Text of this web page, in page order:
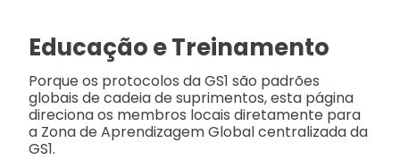
Educação e Treinamento
Porque os protocolos da GS1 são padrões
globais de cadeia de suprimentos, esta página
direciona os membros locais diretamente para
a Zona de Aprendizagem Global centralizada da
GS1.